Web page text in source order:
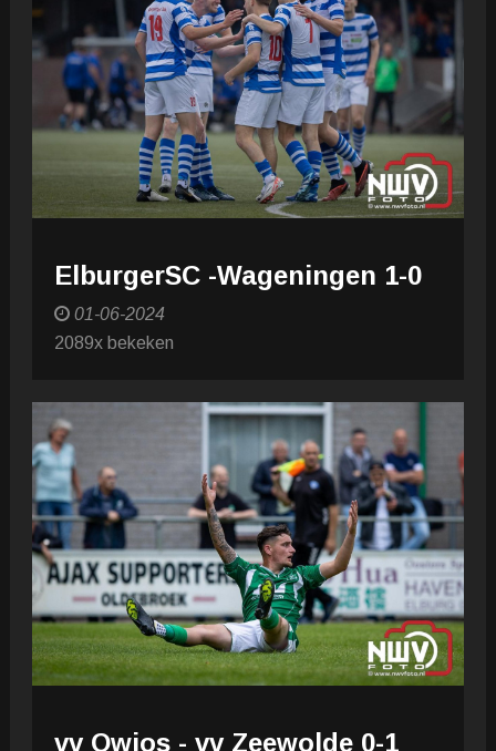
ElburgerSC -Wageningen 1-0
01-06-2024
2089x bekeken
vv Owios - vv Zeewolde 0-1